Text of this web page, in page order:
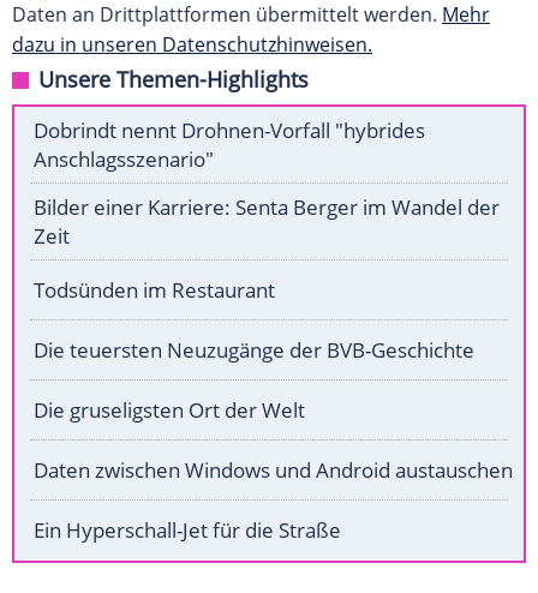
Daten an Drittplattformen übermittelt werden. Mehr
dazu in unseren Datenschutzhinweisen.
Unsere Themen-Highlights
Dobrindt nennt Drohnen-Vorfall "hybrides
Anschlagsszenario"
Bilder einer Karriere: Senta Berger im Wandel der
Zeit
Todsünden im Restaurant
Die teuersten Neuzugänge der BVB-Geschichte
Die gruseligsten Ort der Welt
Daten zwischen Windows und Android austauschen
Ein Hyperschall-Jet für die Straße